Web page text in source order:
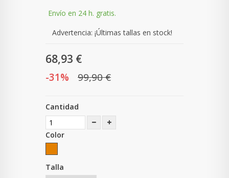
Envío en 24 h. gratis.
Advertencia: ¡Últimas tallas en stock!
68,93 €
-31% 99,90 €
Cantidad
Color
Talla